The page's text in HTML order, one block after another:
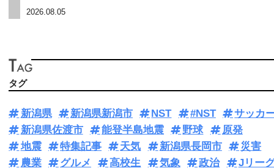
2026.08.05
タグ
新潟県 新潟県新潟市 NST #NST
サッカ
新潟県佐渡市
能登半島地震 野球
原発
地震
特集記事 天気 新潟県長岡市
災害
農業
グルメ 高校生 気象 政治 Jリー